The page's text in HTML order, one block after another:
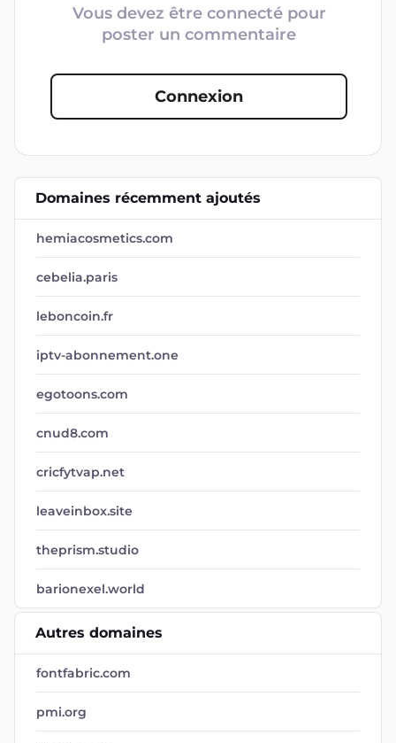
Vous devez être connecté pour
poster un commentaire
Connexion
Domaines récemment ajoutés
hemiacosmetics.com
cebelia.paris
leboncoin.fr
iptv-abonnement.one
egotoons.com
cnud8.com
cricfytvap.net
leaveinbox.site
theprism.studio
barionexel.world
Autres domaines
fontfabric.com
pmi.org